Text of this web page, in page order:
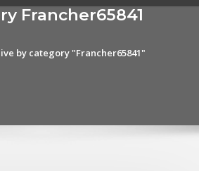
Francher65841
by category "Francher65841"